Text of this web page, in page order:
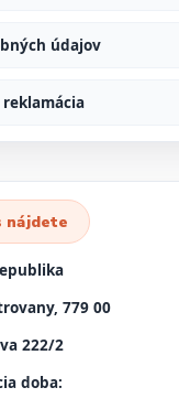
údajov
nájdete
779 00
222/2
doba: